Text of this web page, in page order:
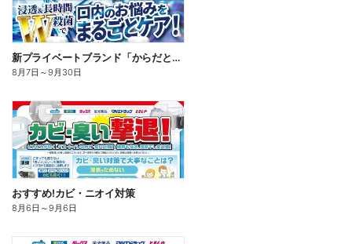
新プライベートブランド「からだとくらしに+1(プラスワン)」よりモンダミン口内トータルケア登場!
8月7日 ～9月30日
おすすめ!カビ・ニオイ対策
8月6日 ～9月6日